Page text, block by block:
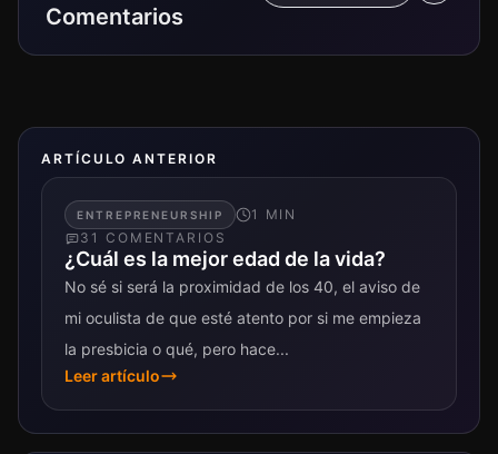
Comentarios
ARTÍCULO ANTERIOR
ENTREPRENEURSHIP 1
MIN
31 COMENTARIO S
¿Cuál es la mejor edad de la vida?
No sé si será la proximidad de los 40, el aviso de
mi oculista de que esté atento por si me empieza
la presbicia o qué, pero hace...
Leer artículo